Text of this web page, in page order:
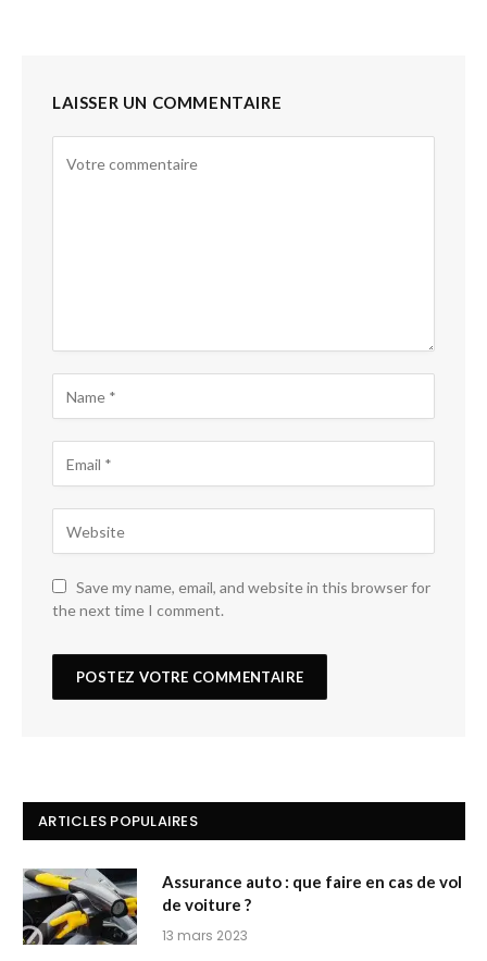
LAISSER UN COMMENTAIRE
Save my name, email, and website in this browser for
the next time I comment.
ARTICLES POPULAIRES
Assurance auto : que faire en cas de vol
de voiture ?
13 mars 2023